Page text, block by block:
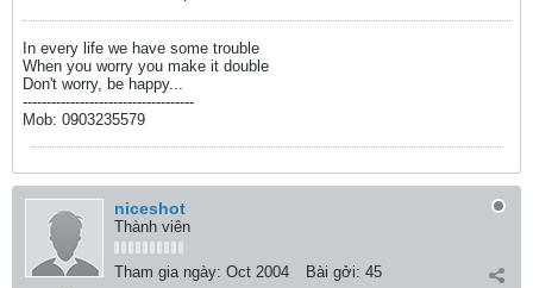
In every life we have some trouble
When you worry you make it double
Don't worry, be happy...
------------------------------------
Mob: 0903235579
niceshot
Thành viên
Tham gia ngày: Oct 2004 Bài gởi: 45